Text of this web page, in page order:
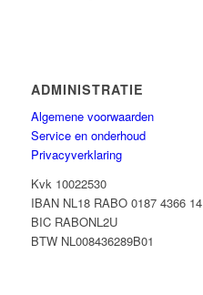
ADMINISTRATIE
Algemene voorwaarden
Service en onderhoud
Privacyverklaring
Kvk 10022530
IBAN NL18 RABO 0187 4366 14
BIC RABONL2U
BTW NL008436289B01